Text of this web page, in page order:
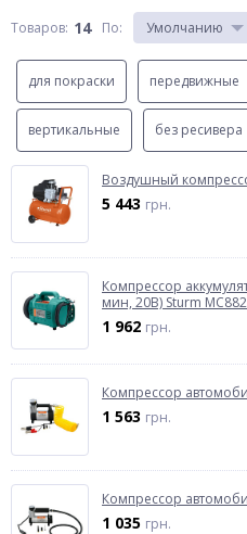
Товаров: 14 По: Умолчанию
для покраски передвижные
вертикальные без ресивера
Воздушный
5 443 грн.
Компрессор
мин, 20В) Sturm
1 962 грн.
Компрессор
1 563 грн.
Компрессор
1 035 грн.